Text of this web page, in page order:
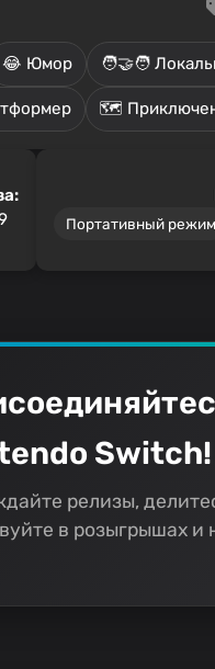
😂 Юмор 🧑‍🤝‍🧑
🗺️
Портативный режим
Switch!
релизы,
в розыгрышах и